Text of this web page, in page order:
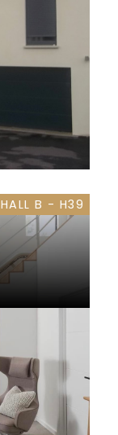
HALL B - H39